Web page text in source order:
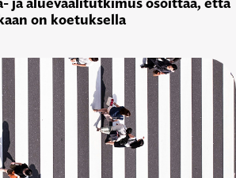
on koetuksella